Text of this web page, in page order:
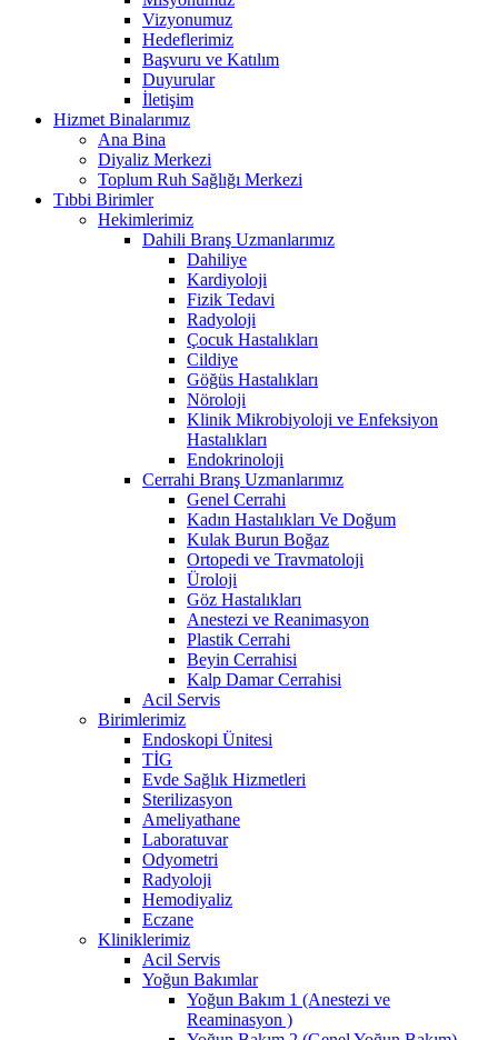
Vizyonumuz
Hedeflerimiz
Başvuru ve Katılım
Duyurular
İletişim
Hizmet Binalarımız
Ana Bina
Diyaliz Merkezi
Toplum Ruh Sağlığı Merkezi
Tıbbi Birimler
Hekimlerimiz
Dahili Branş Uzmanlarımız
Dahiliye
Kardiyoloji
Fizik Tedavi
Radyoloji
Çocuk Hastalıkları
Cildiye
Göğüs Hastalıkları
Nöroloji
Klinik Mikrobiyoloji ve Enfeksiyon
Hastalıkları
Endokrinoloji
Cerrahi Branş Uzmanlarımız
Genel Cerrahi
Kadın Hastalıkları Ve Doğum
Kulak Burun Boğaz
Ortopedi ve Travmatoloji
Üroloji
Göz Hastalıkları
Anestezi ve Reanimasyon
Plastik Cerrahi
Beyin Cerrahisi
Kalp Damar Cerrahisi
Acil Servis
Birimlerimiz
Endoskopi Ünitesi
TİG
Evde Sağlık Hizmetleri
Sterilizasyon
Ameliyathane
Laboratuvar
Odyometri
Radyoloji
Hemodiyaliz
Eczane
Kliniklerimiz
Acil Servis
Yoğun Bakımlar
Yoğun Bakım 1 (Anestezi ve
Reaminasyon )